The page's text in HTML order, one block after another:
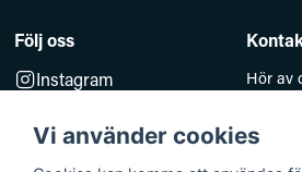
Följ oss
Instagram
Hör av
Vi använder cookies